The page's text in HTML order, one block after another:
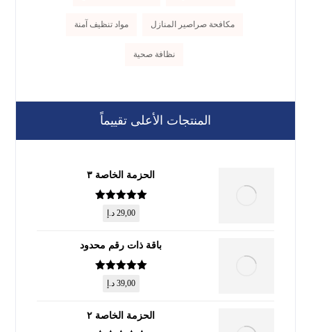
مكافحة صراصير المنازل مواد تنظيف آمنة
نظافة صحية
المنتجات الأعلى تقييماً
الحزمة الخاصة ٣
تم التقييم
من 5
29,00 د.إ
باقة ذات رقم محدود
تم التقييم
من 5
39,00 د.إ
الحزمة الخاصة ٢